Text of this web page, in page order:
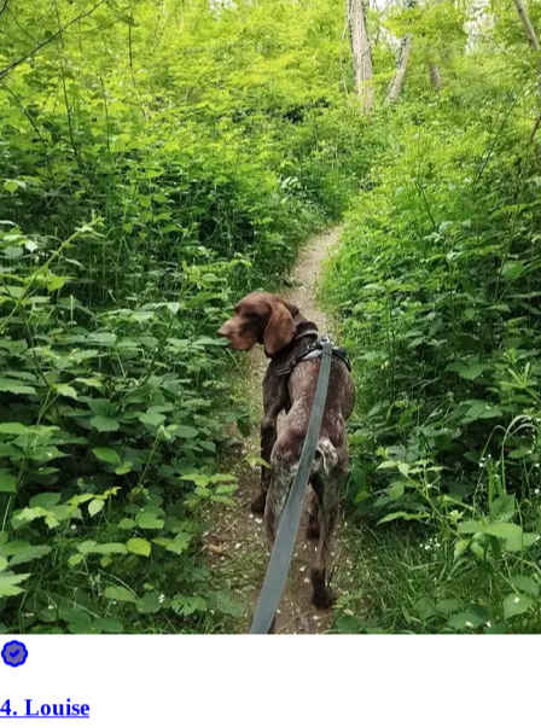
Météo et soins pour votre chien à La
Roche-sur-Yon
Les deux prochaines semaines à La Roche-sur-Yon s’annoncent
chaudes : 10 jours sur 14 dépasseront 30 °C. Prévoyez les
promenades tôt le matin et en fin de journée.C’est exactement ce
qu’un bon promeneur prend en compte à chaque sortie. Prévisions
sur 14 jours (Open-Meteo) ; mises à jour quotidiennement.
🔥Jour le plus difficile :Mer 12 Aoû, 37 °C. Promenez-les
uniquement tôt le matin et au crépuscule ; évitez complètement le
milieu de la journée (12 h–19 h). Testez l’asphalte avec le dos de la
main : si vous ne pouvez pas la laisser 5 secondes, cela brûle leurs
coussinets. Eau fraîche en permanence et surveillance accrue des
races brachycéphales, des chiots et des chiens âgés.
Ven 7
☀️
30°
15°
Chaud
Sam 8
🔥
35°
18°
Très chaud
Dim 9
🔥
34
22
Très chaud
Lun 10
4. Louise